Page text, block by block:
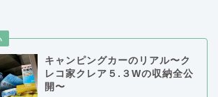
キャンピングカーのリアル〜ク
レコ家クレア５.３Wの収納全公
開〜